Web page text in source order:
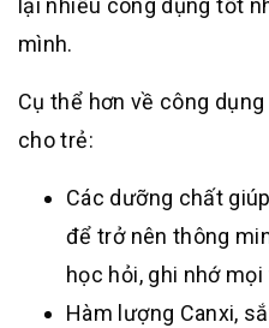
lại nhiều công dụng tốt
mình.
Cụ thể hơn về công
cho trẻ:
Các dưỡng chất
để trở nên thông
học hỏi, ghi nhớ
Hàm lượng Canxi,